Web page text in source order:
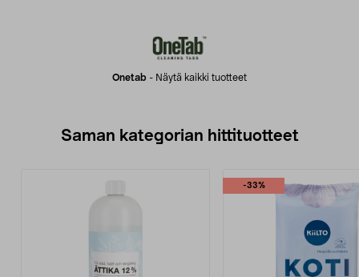
Onetab - Näytä kaikki tuotteet
Saman kategorian hittituotteet
-33%